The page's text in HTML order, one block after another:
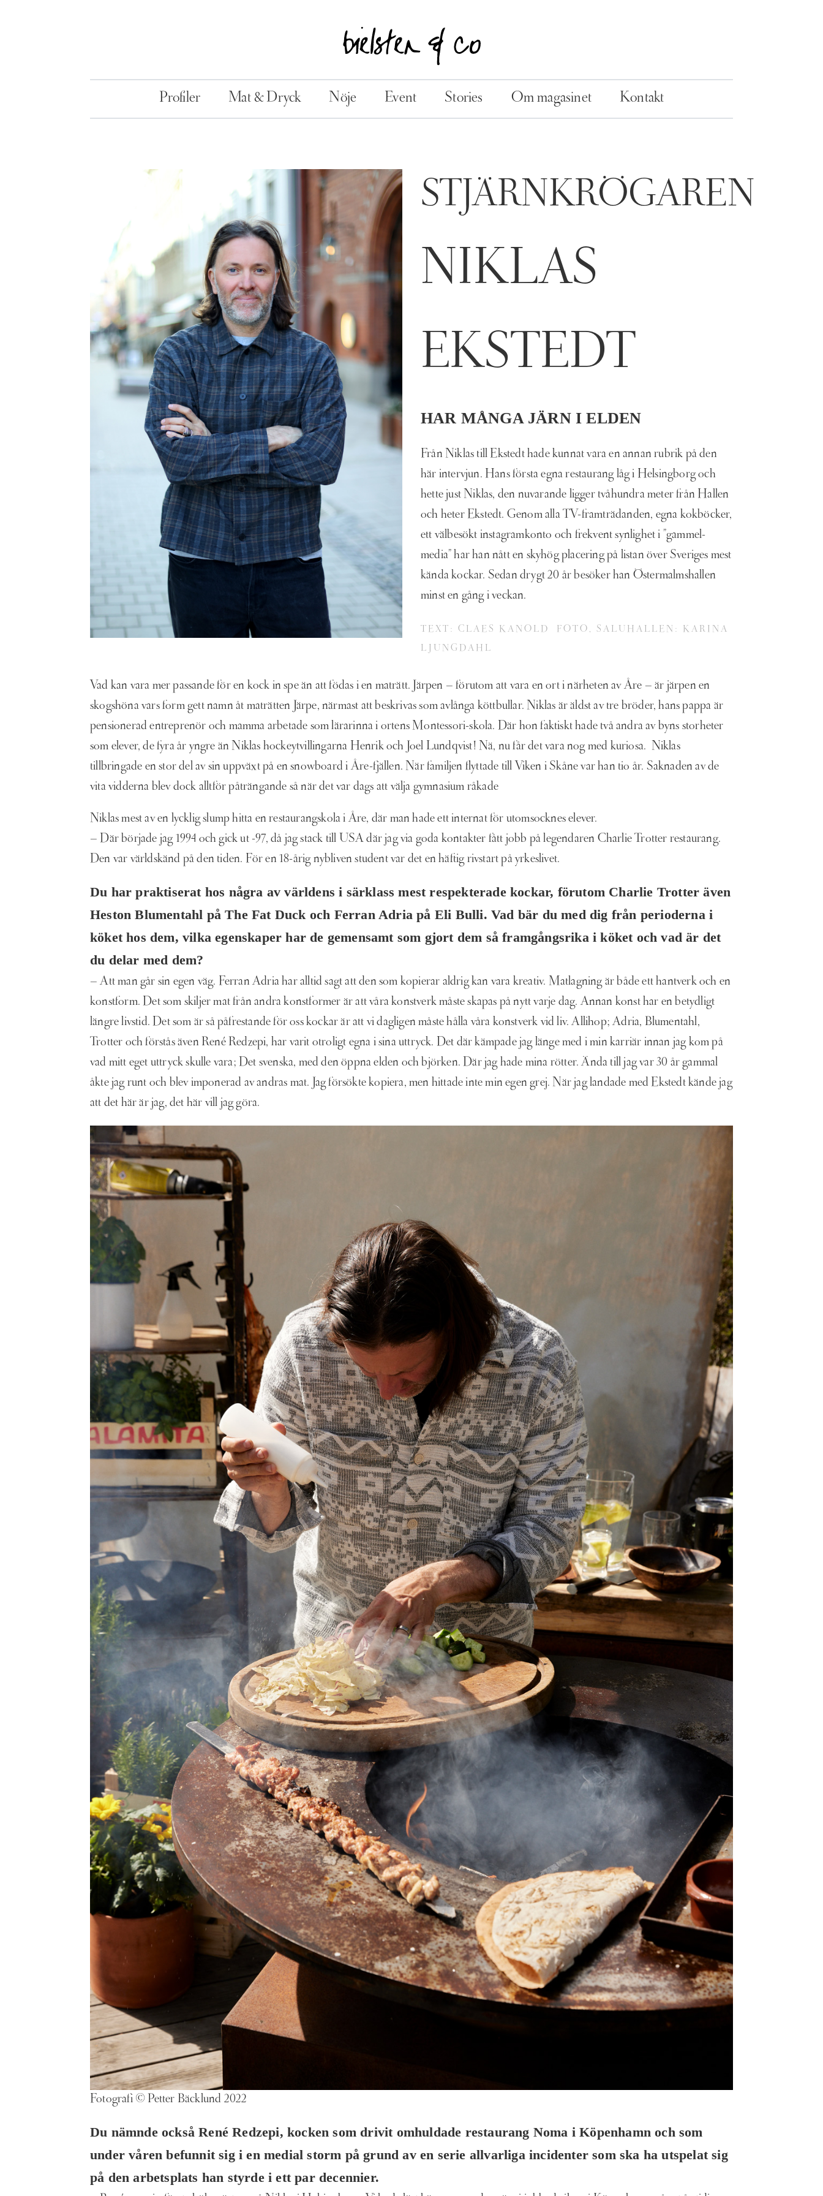
Profiler Mat & Dryck Nöje Event Stories Om magasinet Kontakt
STJÄRNKRÖGAREN
NIKLAS
EKSTEDT
HAR MÅNGA JÄRN I ELDEN
Från Niklas till Ekstedt hade kunnat vara en annan rubrik på den
här intervjun. Hans första egna restaurang låg i Helsingborg och
hette just Niklas, den nuvarande ligger tvåhundra meter från Hallen
och heter Ekstedt. Genom alla TV-framträdanden, egna kokböcker,
ett välbesökt instagramkonto och frekvent synlighet i ”gammel-
media” har han nått en skyhög placering på listan över Sveriges mest
kända kockar. Sedan drygt 20 år besöker han Östermalmshallen
minst en gång i veckan.
TEXT: CLAES KANOLD FOTO, SALUHALLEN: KARINA
LJUNGDAHL
Vad kan vara mer passande för en kock in spe än att födas i en maträtt. Järpen – förutom att vara en ort i närheten av Åre – är järpen en
skogshöna vars form gett namn åt maträtten Järpe, närmast att beskrivas som avlånga köttbullar. Niklas är äldst av tre bröder, hans pappa är
pensionerad entreprenör och mamma arbetade som lärarinna i ortens Montessori-skola. Där hon faktiskt hade två andra av byns storheter
som elever, de fyra år yngre än Niklas hockeytvillingarna Henrik och Joel Lundqvist! Nä, nu får det vara nog med kuriosa. Niklas
tillbringade en stor del av sin uppväxt på en snowboard i Åre-fjällen. När familjen flyttade till Viken i Skåne var han tio år. Saknaden av de
vita vidderna blev dock alltför påträngande så när det var dags att välja gymnasium råkade
Niklas mest av en lycklig slump hitta en restaurangskola i Åre, där man hade ett internat för utomsocknes elever.
– Där började jag 1994 och gick ut -97, då jag stack till USA där jag via goda kontakter fått jobb på legendaren Charlie Trotter restaurang.
Den var världskänd på den tiden. För en 18-årig nybliven student var det en häftig rivstart på yrkeslivet.
Du har praktiserat hos några av världens i särklass mest respekterade kockar, förutom Charlie Trotter även
Heston Blumentahl på The Fat Duck och Ferran Adria på Eli Bulli. Vad bär du med dig från perioderna i
köket hos dem, vilka egenskaper har de gemensamt som gjort dem så framgångsrika i köket och vad är det
du delar med dem?
– Att man går sin egen väg. Ferran Adria har alltid sagt att den som kopierar aldrig kan vara kreativ. Matlagning är både ett hantverk och en
konstform. Det som skiljer mat från andra konstformer är att våra konstverk måste skapas på nytt varje dag. Annan konst har en betydligt
längre livstid. Det som är så påfrestande för oss kockar är att vi dagligen måste hålla våra konstverk vid liv. Allihop; Adria, Blumentahl,
Trotter och förstås även René Redzepi, har varit otroligt egna i sina uttryck. Det där kämpade jag länge med i min karriär innan jag kom på
vad mitt eget uttryck skulle vara; Det svenska, med den öppna elden och björken. Där jag hade mina rötter. Ända till jag var 30 år gammal
åkte jag runt och blev imponerad av andras mat. Jag försökte kopiera, men hittade inte min egen grej. När jag landade med Ekstedt kände jag
att det här är jag, det här vill jag göra.
Fotografi © Petter Bäcklund 2022
Du nämnde också René Redzepi, kocken som drivit omhuldade restaurang Noma i Köpenhamn och som
under våren befunnit sig i en medial storm på grund av en serie allvarliga incidenter som ska ha utspelat sig
på den arbetsplats han styrde i ett par decennier.